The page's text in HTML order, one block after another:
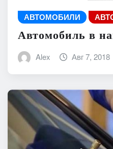
АВТОМОБИЛИ
Автомобиль в
Alex Авг 7, 2018